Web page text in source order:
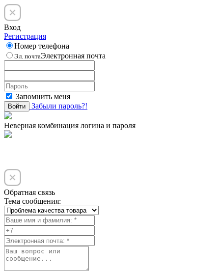
Вход
Регистрация
Номер телефона
Эл. почтаЭлектронная почта
Запомнить меня
Войти Забыли пароль?!
Неверная комбинация логина и пароля
Обратная связь
Тема сообщения: